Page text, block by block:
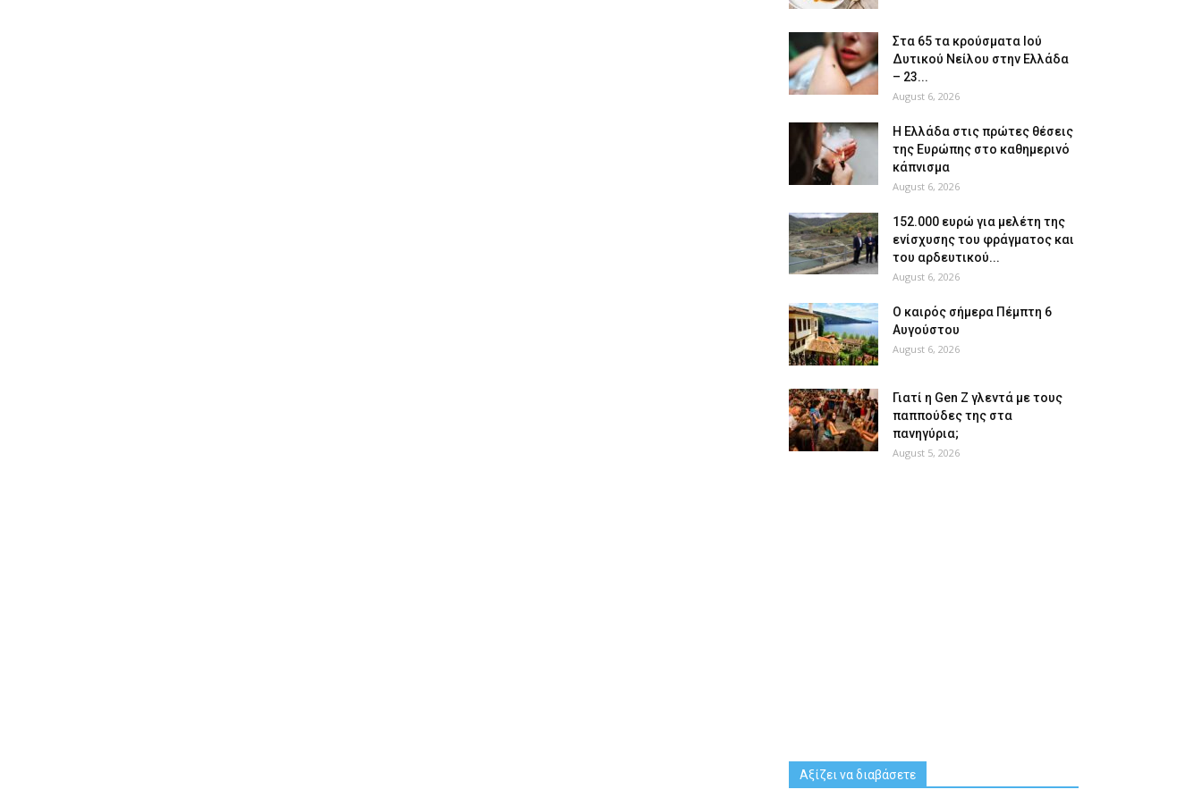
Στα 65 τα κρούσματα Ιού
Δυτικού Νείλου στην Ελλάδα
– 23...
August 6, 2026
Η Ελλάδα στις πρώτες θέσεις
της Ευρώπης στο καθημερινό
κάπνισμα
August 6, 2026
152.000 ευρώ για μελέτη της
ενίσχυσης του φράγματος και
του αρδευτικού...
August 6, 2026
Ο καιρός σήμερα Πέμπτη 6
Αυγούστου
August 6, 2026
Γιατί η Gen Z γλεντά με τους
παππούδες της στα
πανηγύρια;
August 5, 2026
Αξίζει να διαβάσετε